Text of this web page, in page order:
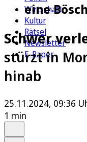
Wirtschaft
Kultur
Rätsel
Newsletter
E-Paper
eine
Schwer
stürzt in
hinab
25.11.2024, 09:36
1 min